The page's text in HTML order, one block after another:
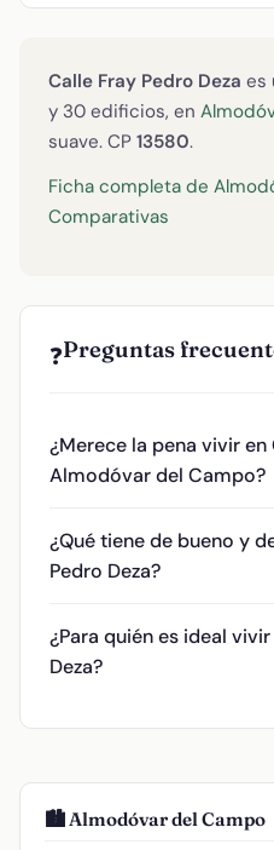
Calle Fray Pedro Deza es
y 30 edificios, en
suave. CP 13580.
Ficha completa de
Comparativas
❓Preguntas
¿Merece la pena vivir en
Almodóvar del Campo?
¿Qué tiene de bueno y
Pedro Deza?
¿Para quién es ideal
Deza?
🏙️ Almodóvar del Campo